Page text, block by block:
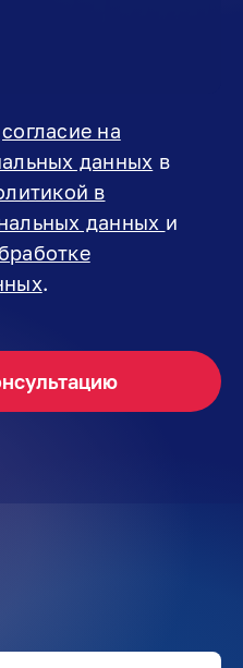
согласие на
данных в
в
данных и
.